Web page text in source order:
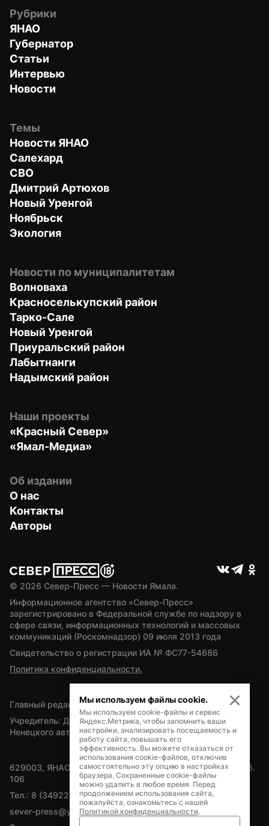
Рубрики
ЯНАО
Губернатор
Статьи
Интервью
Новости
Темы
Новости ЯНАО
Салехард
СВО
Дмитрий Артюхов
Новый Уренгой
Ноябрьск
Экология
Новости по муниципалитетам
Волноваха
Красноселькупский район
Тарко-Сале
Новый Уренгой
Приуральский район
Лабытнанги
Надымский район
Наши проекты
«Красный Север»
«Ямал-Медиа»
Об издании
О нас
Контакты
Авторы
© 2026 Север-Пресс — Новости Ямала.
Информационное агентство «Север-Пресс»
зарегистрировано в Федеральной службе по надзору в
сфере связи, информационных технологий и массовых
коммуникаций (Роскомнадзор) 09 июля 2013 года
Свидетельство о регистрации ИА № ФС77-54686
Политика конфиденциальности.
Главный редактор — А.Л. Поздеев
Учредитель: Департамент внутренней политики Ямало-
Ненецкого автономного округа
629003, ЯНАО, Салехард, мкр. Богдана Кнунянца, д.1, каб.
106
Тел.: 8 (34922) 71262
sever-press@yamal-media.ru
Мы используем файлы cookie.
Мы используем cookie-файлы и сервис
Яндекс.Метрика, чтобы запомнить ваши
настройки, анализировать посещаемость и
работу сайта, повышать его
эффективность. Вы можете отказаться от
использования cookie-файлов, отключив
самостоятельно эту опцию в настройках
браузера. Сохраненные cookie-файлы
можно удалить в любое время. Перед
продолжением использования сайта,
пожалуйста, ознакомьтесь с нашей
Политикой конфиденциальности.